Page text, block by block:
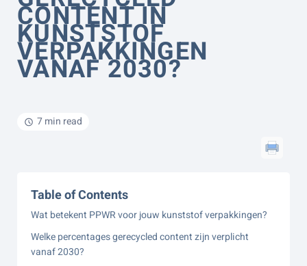
CONTENT IN
KUNSTSTOF
VERPAKKINGEN
VANAF 2030?
7 min read
Table of Contents
Wat betekent PPWR voor jouw kunststof verpakkingen?
Welke percentages gerecycled content zijn verplicht
vanaf 2030?